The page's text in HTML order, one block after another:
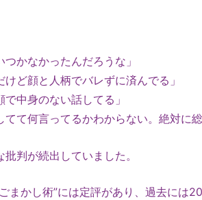
つかなかったんだろうな」
けど顔と人柄でバレずに済んでる」
で中身のない話してる」
てて何言ってるかわからない。絶対に
判が続出していました。
まかし術”には定評があり、過去には